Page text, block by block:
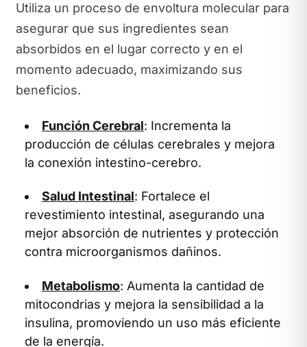
Utiliza un proceso de envoltura molecular para
asegurar que sus ingredientes sean
absorbidos en el lugar correcto y en el
momento adecuado, maximizando sus
beneficios.
Función Cerebral: Incrementa la
producción de células cerebrales y mejora
la conexión intestino-cerebro.
Salud Intestinal: Fortalece el
revestimiento intestinal, asegurando una
mejor absorción de nutrientes y protección
contra microorganismos dañinos.
Metabolismo: Aumenta la cantidad de
mitocondrias y mejora la sensibilidad a la
insulina, promoviendo un uso más eficiente
de la energía.